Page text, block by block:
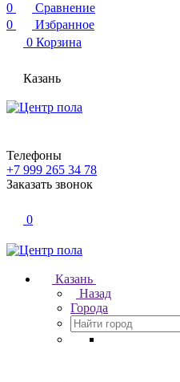
0
Сравнение
0
Избранное
0 Корзина
Казань
Телефоны
+7 999 265 34 78
Заказать звонок
0
Казань
Назад
Города